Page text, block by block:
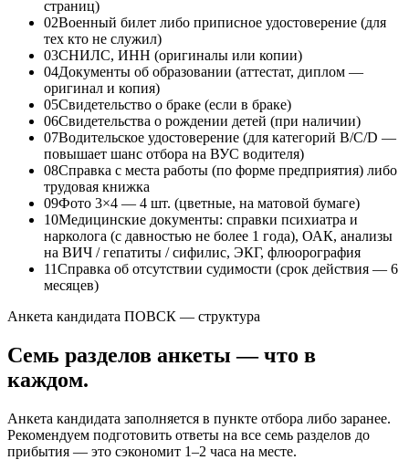
страниц)
02Военный билет либо приписное удостоверение (для
тех кто не служил)
03СНИЛС, ИНН (оригиналы или копии)
04Документы об образовании (аттестат, диплом —
оригинал и копия)
05Свидетельство о браке (если в браке)
06Свидетельства о рождении детей (при наличии)
07Водительское удостоверение (для категорий В/С/D —
повышает шанс отбора на ВУС водителя)
08Справка с места работы (по форме предприятия) либо
трудовая книжка
09Фото 3×4 — 4 шт. (цветные, на матовой бумаге)
10Медицинские документы: справки психиатра и
нарколога (с давностью не более 1 года), ОАК, анализы
на ВИЧ / гепатиты / сифилис, ЭКГ, флюорография
11Справка об отсутствии судимости (срок действия — 6
месяцев)
Анкета кандидата ПОВСК — структура
Семь разделов анкеты — что в
каждом.
Анкета кандидата заполняется в пункте отбора либо заранее.
Рекомендуем подготовить ответы на все семь разделов до
прибытия — это сэкономит 1–2 часа на месте.